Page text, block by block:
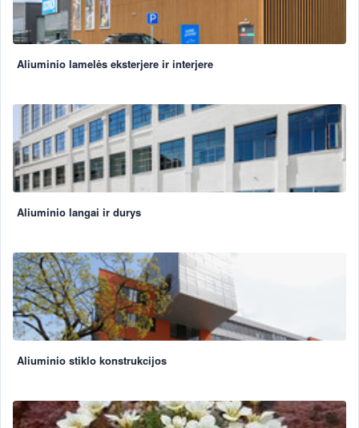
Aliuminio lamelės eksterjere ir interjere
Aliuminio langai ir durys
Aliuminio stiklo konstrukcijos